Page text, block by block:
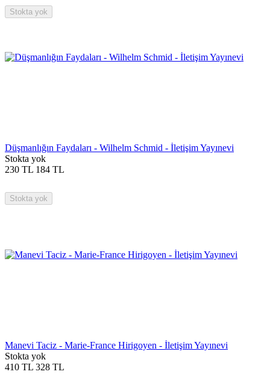
Stokta yok
Düşmanlığın Faydaları - Wilhelm Schmid - İletişim Yayınevi
Stokta yok
230 TL 184 TL
Stokta yok
Manevi Taciz - Marie-France Hirigoyen - İletişim Yayınevi
Stokta yok
410 TL 328 TL